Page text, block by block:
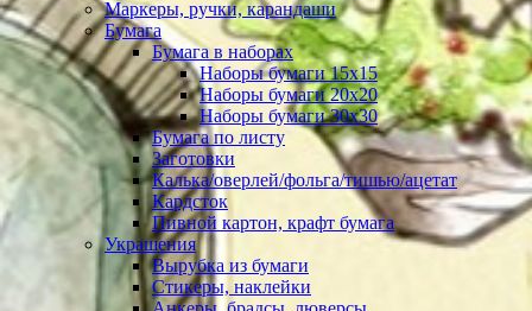
Маркеры, ручки, карандаши
Бумага
Бумага в наборах
Наборы бумаги 15х15
Наборы бумаги 20х20
Наборы бумаги 30х30
Бумага по листу
Заготовки
Калька/оверлей/фольга/тишью/ацетат
Кардсток
Пивной картон, крафт бумага
Украшения
Вырубка из бумаги
Стикеры, наклейки